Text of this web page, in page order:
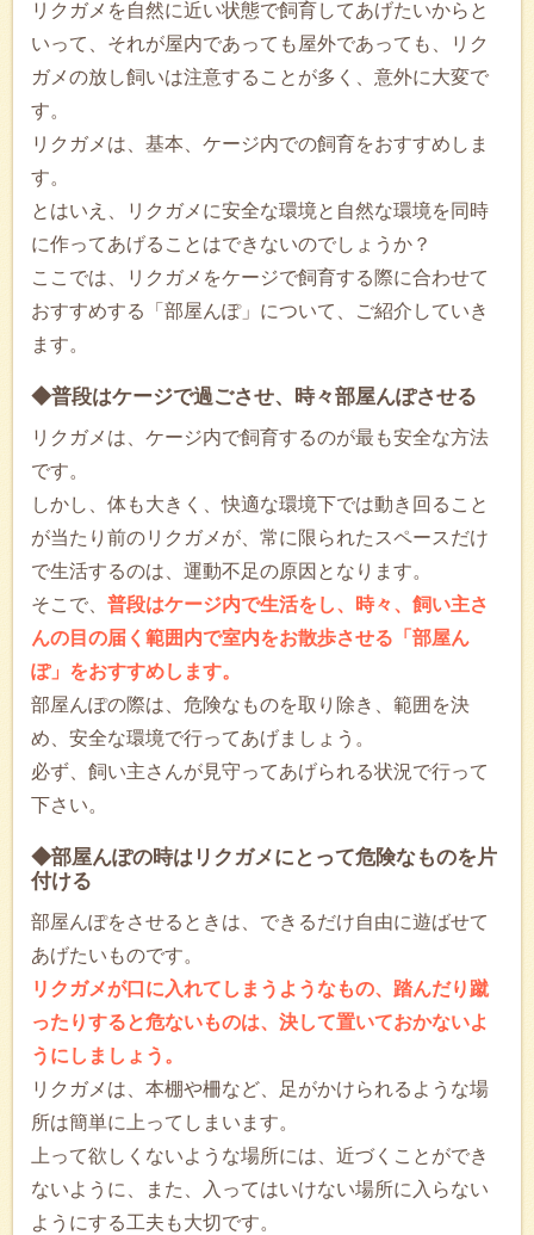
リクガメを自然に近い状態で飼育してあげたいからと
いって、それが屋内であっても屋外であっても、リク
ガメの放し飼いは注意することが多く、意外に大変で
す。
リクガメは、基本、ケージ内での飼育をおすすめしま
す。
とはいえ、リクガメに安全な環境と自然な環境を同時
に作ってあげることはできないのでしょうか？
ここでは、リクガメをケージで飼育する際に合わせて
おすすめする「部屋んぽ」について、ご紹介していき
ます。
◆普段はケージで過ごさせ、時々部屋んぽさせる
リクガメは、ケージ内で飼育するのが最も安全な方法
です。
しかし、体も大きく、快適な環境下では動き回ること
が当たり前のリクガメが、常に限られたスペースだけ
で生活するのは、運動不足の原因となります。
そこで、 普段はケージ内で生活をし、時々、飼い主さ
んの目の届く範囲内で室内をお散歩させる「部屋ん
ぽ」をおすすめします。
部屋んぽの際は、危険なものを取り除き、範囲を決
め、安全な環境で行ってあげましょう。
必ず、飼い主さんが見守ってあげられる状況で行って
下さい。
◆部屋んぽの時はリクガメにとって危険なものを片
付ける
部屋んぽをさせるときは、できるだけ自由に遊ばせて
あげたいものです。
リクガメが口に入れてしまうようなもの、踏んだり蹴
ったりすると危ないものは、決して置いておかないよ
うにしましょう。
リクガメは、本棚や柵など、足がかけられるような場
所は簡単に上ってしまいます。
上って欲しくないような場所には、近づくことができ
ないように、また、入ってはいけない場所に入らない
ようにする工夫も大切です。